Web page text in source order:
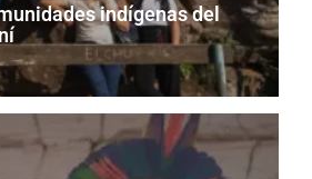
indígenas del